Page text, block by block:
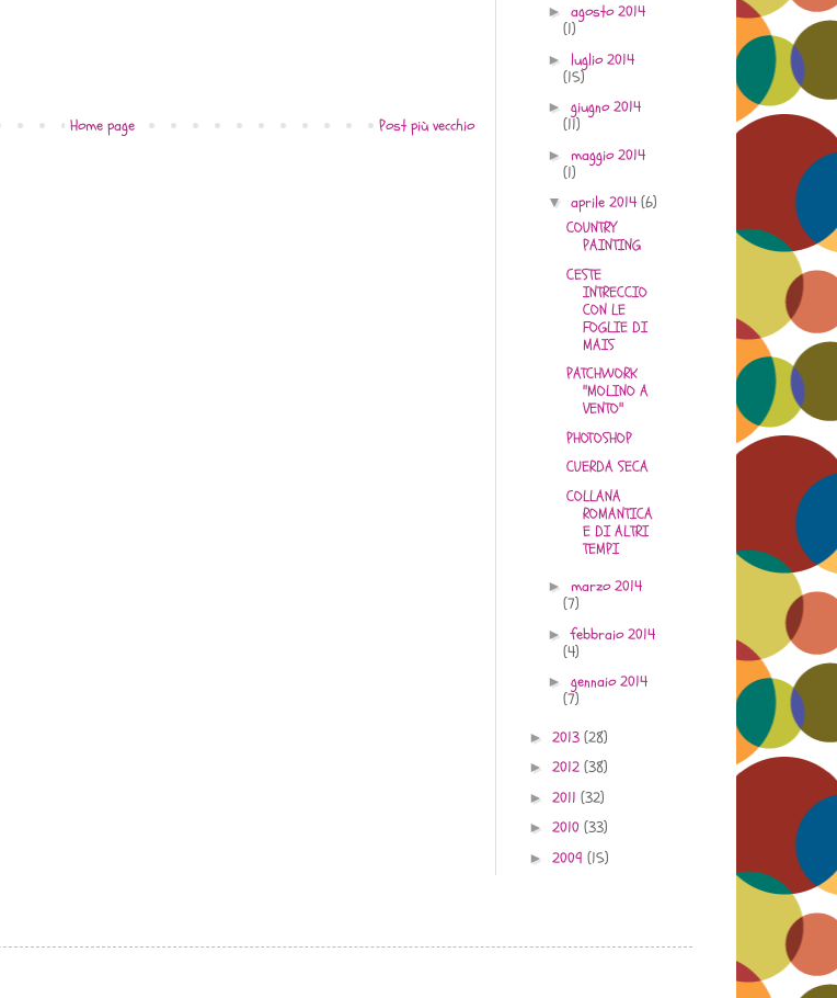
Post più vecchio
Home page
► agosto 2014
(1)
► luglio 2014
(15)
► giugno 2014
(11)
► maggio 2014
(1)
▼ aprile 2014 (6)
COUNTRY
PAINTING
CESTE
INTRECCIO
CON LE
FOGLIE DI
MAIS
PATCHWORK
"MOLINO A
VENTO"
PHOTOSHOP
CUERDA SECA
COLLANA
ROMANTICA
E DI ALTRI
TEMPI
► marzo 2014
(7)
►febbraio 2014
(4)
► gennaio 2014
(7)
► 2013 (28)
► 2012 (38)
► 2011 (32)
► 2010 (33)
► 2009 (15)